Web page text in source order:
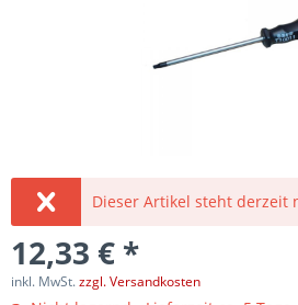
Dieser Artikel steht derzeit
12,33 € *
inkl. MwSt.zzgl. Versandkosten